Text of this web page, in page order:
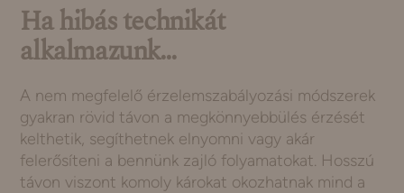
Ha hibás technikát
alkalmazunk…
A nem megfelelő érzelemszabályozási módszerek
gyakran rövid távon a megkönnyebbülés érzését
kelthetik, segíthetnek elnyomni vagy akár
felerősíteni a bennünk zajló folyamatokat. Hosszú
távon viszont komoly károkat okozhatnak mind a